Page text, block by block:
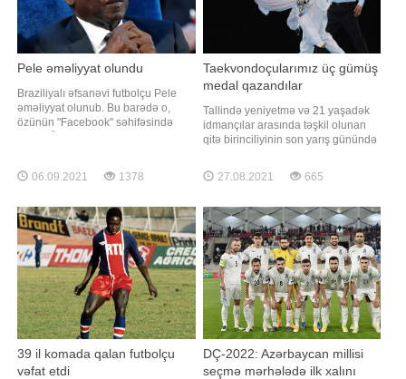
Pele əməliyyat olundu
Braziliyalı əfsanəvi futbolçu Pele
əməliyyat olunub. Bu barədə o,
özünün "Facebook" səhifəsində
şiş aşkar olunub. Şənbə günü
özünü yaxşı hiss etdiyin
06.09.2021 1378
Taekvondoçularımız üç gümüş
medal qazandılar
Tallində yeniyetmə və 21 yaşadək
idmançılar arasında təşkil olunan
qitə birinciliyinin son yarış günündə
aktivlərinə daha üç gümüş medal
əlavə ediblər. xəbər verir ki,
üzvləri Vasif Səlimov (45 kiloqram),
İslam Əhmədzadə (53 kiloqram) və
Nərgi
27.08.2021 665
39 il komada qalan futbolçu
vəfat etdi
DÇ-2022: Azərbaycan millisi
seçmə mərhələdə ilk xalını